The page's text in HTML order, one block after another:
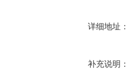
详细地址：
补充说明：